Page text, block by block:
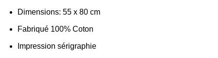
Dimensions: 55 x 80 cm
Fabriqué 100% Coton
Impression sérigraphie